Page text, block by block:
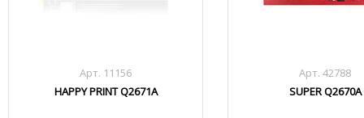
Арт. 11156
HAPPY PRINT Q2671A
Арт. 42788
SUPER Q2670A